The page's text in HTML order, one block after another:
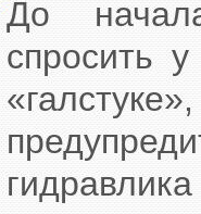
До
спросить